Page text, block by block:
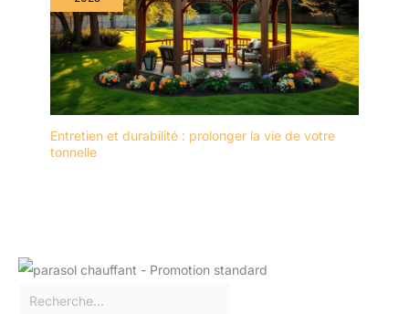
Entretien et durabilité : prolonger la vie de votre
tonnelle